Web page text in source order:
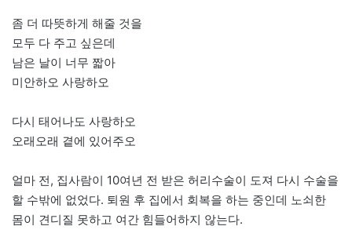
좀 더 따뜻하게 해줄 것을
모두 다 주고 싶은데
남은 날이 너무 짧아
미안하오 사랑하오
다시 태어나도 사랑하오
오래오래 곁에 있어주오
얼마 전, 집사람이 10여년 전 받은 허리수술이 도져 다시 수술을
할 수밖에 없었다. 퇴원 후 집에서 회복을 하는 중인데 노쇠한
몸이 견디질 못하고 여간 힘들어하지 않는다.